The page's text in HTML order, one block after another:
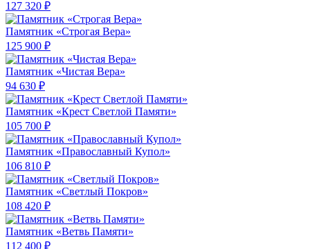
127 320 ₽
Памятник «Строгая Вера»
125 900 ₽
Памятник «Чистая Вера»
94 630 ₽
Памятник «Крест Светлой Памяти»
105 700 ₽
Памятник «Православный Купол»
106 810 ₽
Памятник «Светлый Покров»
108 420 ₽
Памятник «Ветвь Памяти»
112 400 ₽